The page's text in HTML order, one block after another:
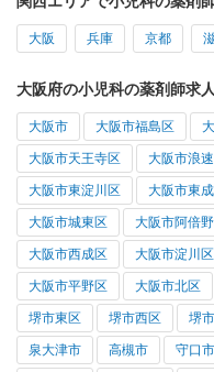
大阪 兵庫 京都
大阪府の小児科の薬剤師求
大阪市 大阪市福島区
大阪市天王寺区 大阪市浪
大阪市東淀川区 大阪市東
大阪市城東区 大阪市阿倍
大阪市西成区 大阪市淀川区
大阪市平野区 大阪市北区
堺市東区 堺市西区 堺
泉大津市 高槻市 守口市